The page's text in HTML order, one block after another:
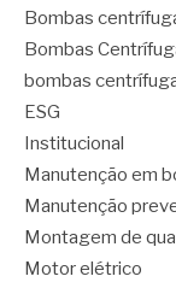
Bombas
Bombas
bombas
ESG
Institucional
Manutenção em
Manutenção
Montagem de
Motor elétrico